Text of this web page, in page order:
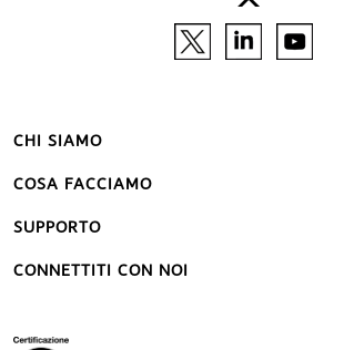
CHI SIAMO
COSA FACCIAMO
SUPPORTO
CONNETTITI CON NOI